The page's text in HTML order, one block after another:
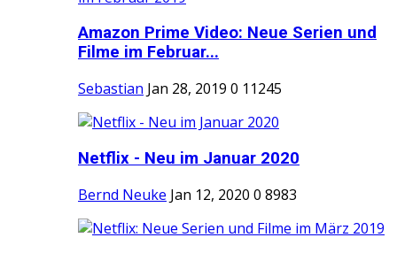
Amazon Prime Video: Neue Serien und
Filme im Februar...
Sebastian Jan 28, 2019 0 11245
Netflix - Neu im Januar 2020
Bernd Neuke Jan 12, 2020 0 8983